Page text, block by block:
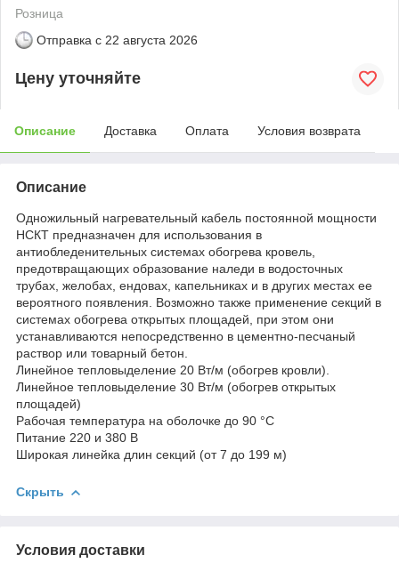
Розница
Отправка с 22 августа 2026
Цену уточняйте
Описание Доставка Оплата Условия возврата
Описание
Одножильный нагревательный кабель постоянной мощности
НСКТ предназначен для использования в
антиобледенительных системах обогрева кровель,
предотвращающих образование наледи в водосточных
трубах, желобах, ендовах, капельниках и в других местах ее
вероятного появления. Возможно также применение секций в
системах обогрева открытых площадей, при этом они
устанавливаются непосредственно в цементно-песчаный
раствор или товарный бетон.
Линейное тепловыделение 20 Вт/м (обогрев кровли).
Линейное тепловыделение 30 Вт/м (обогрев открытых
площадей)
Рабочая температура на оболочке до 90 °С
Питание 220 и 380 В
Широкая линейка длин секций (от 7 до 199 м)
Скрыть
Условия доставки